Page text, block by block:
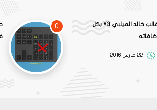
قالب خالد الميلبي V3 بكل
اضافاته
22 مارس 2016
0